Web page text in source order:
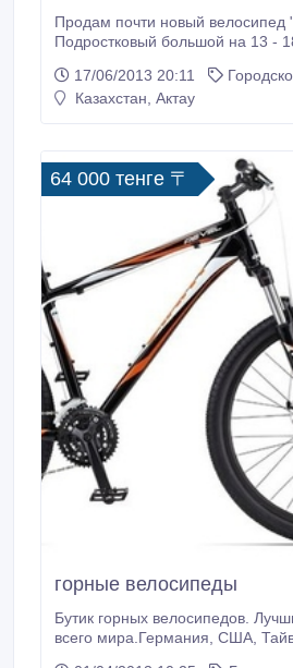
Продам почти новый велосипед "
Подростковый большой на 13 -
17/06/2013 20:11
Казахстан, Актау
64 000 тенге 〒
горные велосипеды
Бутик горных велосипедов.
всего мира.Германия, США, Тайвань. Алматинские